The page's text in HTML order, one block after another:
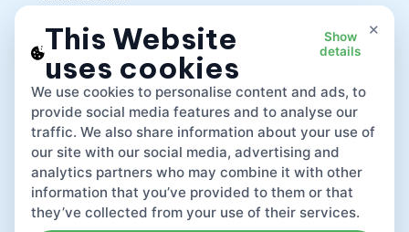
ventas
App
×
This Website
uses cookies
Show
details
We use cookies to personalise content and ads, to
provide social media features and to analyse our
traffic. We also share information about your use of
our site with our social media, advertising and
analytics partners who may combine it with other
information that you’ve provided to them or that
they’ve collected from your use of their services.